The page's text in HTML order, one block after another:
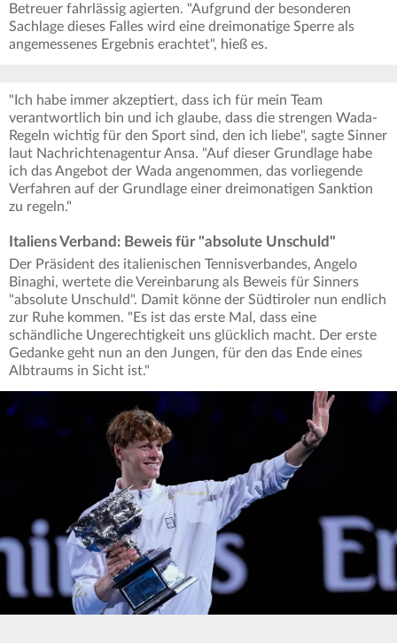
Betreuer fahrlässig agierten. "Aufgrund der besonderen
Sachlage dieses Falles wird eine dreimonatige Sperre als
angemessenes Ergebnis erachtet", hieß es.
"Ich habe immer akzeptiert, dass ich für mein Team
verantwortlich bin und ich glaube, dass die strengen Wada-
Regeln wichtig für den Sport sind, den ich liebe", sagte Sinner
laut Nachrichtenagentur Ansa. "Auf dieser Grundlage habe
ich das Angebot der Wada angenommen, das vorliegende
Verfahren auf der Grundlage einer dreimonatigen Sanktion
zu regeln."
Italiens Verband: Beweis für "absolute Unschuld"
Der Präsident des italienischen Tennisverbandes, Angelo
Binaghi, wertete die Vereinbarung als Beweis für Sinners
"absolute Unschuld". Damit könne der Südtiroler nun endlich
zur Ruhe kommen. "Es ist das erste Mal, dass eine
schändliche Ungerechtigkeit uns glücklich macht. Der erste
Gedanke geht nun an den Jungen, für den das Ende eines
Albtraums in Sicht ist."